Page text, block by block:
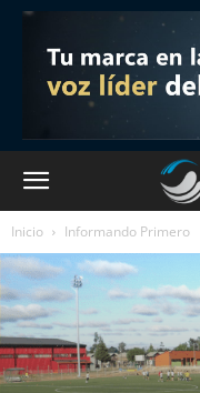
Inicio Informando Primero